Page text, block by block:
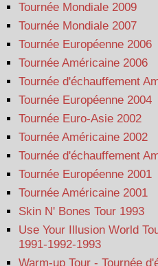
Tournée Mondiale 2009
Tournée Mondiale 2007
Tournée Européenne 2006
Tournée Américaine 2006
Tournée d'échauffement
Tournée Européenne 2004
Tournée Euro-Asie 2002
Tournée Américaine 2002
Tournée d'échauffement
Tournée Européenne 2001
Tournée Américaine 2001
Skin N' Bones Tour 1993
Use Your Illusion World
1991-1992-1993
Warm-up Tour - Tournée